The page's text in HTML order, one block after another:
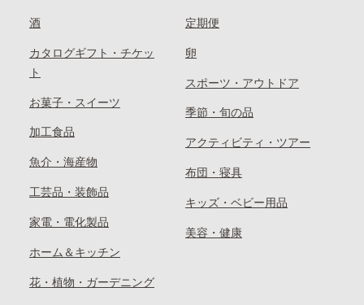
酒
カタログギフト・チケッ
ト
お菓子・スイーツ
加工食品
魚介・海産物
工芸品・装飾品
家電・電化製品
ホーム＆キッチン
花・植物・ガーデニング
定期便
卵
スポーツ・アウトドア
季節・旬の品
アクティビティ・ツアー
布団・寝具
キッズ・ベビー用品
美容・健康